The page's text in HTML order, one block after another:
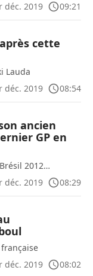
déc. 2019
09:21
cette
Lauda
déc. 2019
08:54
ancien
GP en
2012…
déc. 2019
08:29
déc. 2019
08:02